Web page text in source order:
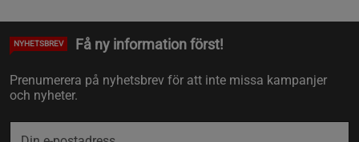
NYHETSBREV Få ny information först!
Prenumerera på nyhetsbrev för att inte missa kampanjer
och nyheter.